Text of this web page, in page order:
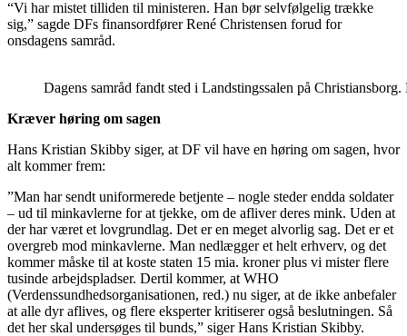
“Vi har mistet tilliden til ministeren. Han bør selvfølgelig trække
sig,” sagde DFs finansordfører René Christensen forud for
onsdagens samråd.
Dagens samråd fandt sted i Landstingssalen på
Kræver høring om sagen
Hans Kristian Skibby siger, at DF vil have en høring om sagen, hvor
alt kommer frem:
”Man har sendt uniformerede betjente – nogle steder endda soldater
– ud til minkavlerne for at tjekke, om de afliver deres mink. Uden at
der har været et lovgrundlag. Det er en meget alvorlig sag. Det er et
overgreb mod minkavlerne. Man nedlægger et helt erhverv, og det
kommer måske til at koste staten 15 mia. kroner plus vi mister flere
tusinde arbejdspladser. Dertil kommer, at WHO
(Verdenssundhedsorganisationen, red.) nu siger, at de ikke anbefaler
at alle dyr aflives, og flere eksperter kritiserer også beslutningen. Så
det her skal undersøges til bunds,” siger Hans Kristian Skibby.